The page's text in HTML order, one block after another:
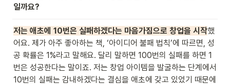
일까요?
저는 애초에 10번은 실패하겠다는 마음가짐으로 창업을 시작했
어요. 제가 아주 좋아하는 책, ‘아이디어 불패 법칙’에 따르면, 성
공 확률은 1%라고 말해요. 달리 말하면 100번의 실패를 하면 1
번은 성공한다는 말이죠. 저는 창업 아이템을 발굴하는 단계에서
10번의 실패는 감내하겠다는 결심을 애초에 갖고 있었기 때문에